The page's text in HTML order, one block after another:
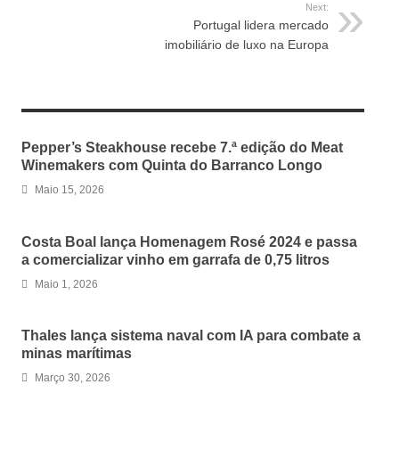
Next:
Portugal lidera mercado
imobiliário de luxo na Europa
Pepper’s Steakhouse recebe 7.ª edição do Meat
Winemakers com Quinta do Barranco Longo
Maio 15, 2026
Costa Boal lança Homenagem Rosé 2024 e passa
a comercializar vinho em garrafa de 0,75 litros
Maio 1, 2026
Thales lança sistema naval com IA para combate a
minas marítimas
Março 30, 2026